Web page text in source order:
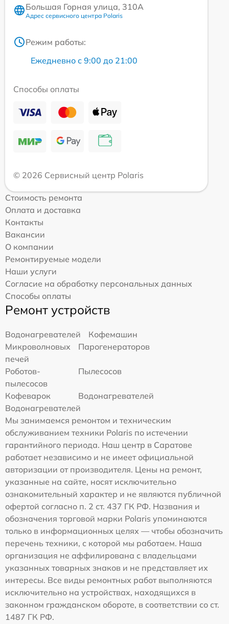
Большая Горная улица, 310А
Адрес сервисного центра Polaris
Режим работы:
Ежедневно с 9:00 до 21:00
Способы оплаты
© 2026 Сервисный центр Polaris
Стоимость ремонта
Оплата и доставка
Контакты
Вакансии
О компании
Ремонтируемые модели
Наши услуги
Согласие на обработку персональных данных
Способы оплаты
Ремонт устройств
Водонагревателей
Кофемашин
Микроволновых
печей
Парогенераторов
Роботов-
пылесосов
Пылесосов
Кофеварок
Водонагревателей
Водонагревателей
Мы занимаемся ремонтом и техническим
обслуживанием техники Polaris по истечении
гарантийного периода. Наш центр в Саратове
работает независимо и не имеет официальной
авторизации от производителя. Цены на ремонт,
указанные на сайте, носят исключительно
ознакомительный характер и не являются публичной
офертой согласно п. 2 ст. 437 ГК РФ. Названия и
обозначения торговой марки Polaris упоминаются
только в информационных целях — чтобы обозначить
перечень техники, с которой мы работаем. Наша
организация не аффилирована с владельцами
указанных товарных знаков и не представляет их
интересы. Все виды ремонтных работ выполняются
исключительно на устройствах, находящихся в
законном гражданском обороте, в соответствии со ст.
1487 ГК РФ.